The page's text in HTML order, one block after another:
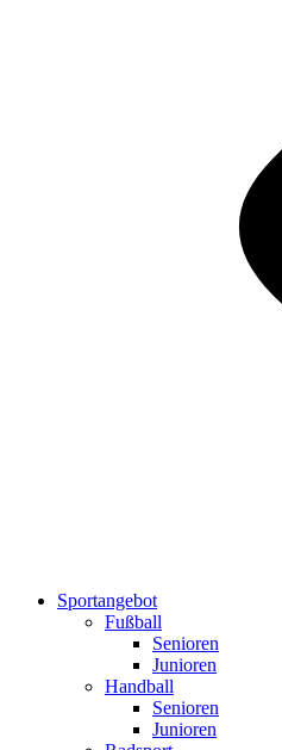
Sportangebot
Fußball
Senioren
Junioren
Handball
Senioren
Junioren